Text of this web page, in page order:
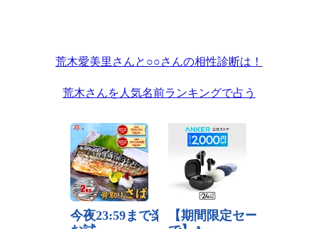
荒木愛美里さんと○○さんの相性診断は！
荒木さんを人気名前ランキングで占う